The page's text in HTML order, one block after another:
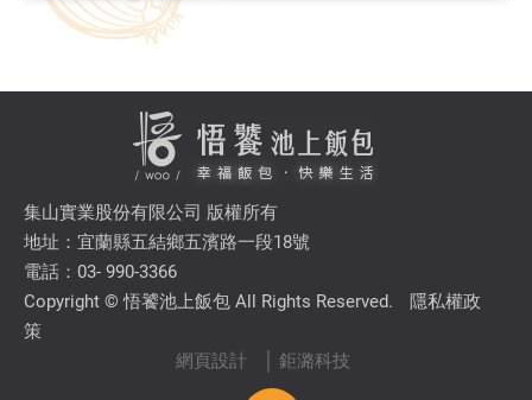
集山實業股份有限公司 版權所有
地址：宜蘭縣五結鄉五濱路一段18號
電話：03- 990-3366
Copyright © 悟饕池上飯包 All Rights Reserved.
隱私權政
策
網頁設計
│ 鉅潞科技